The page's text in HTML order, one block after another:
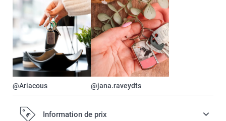
@Ariacous @jana.raveydts
Information de prix